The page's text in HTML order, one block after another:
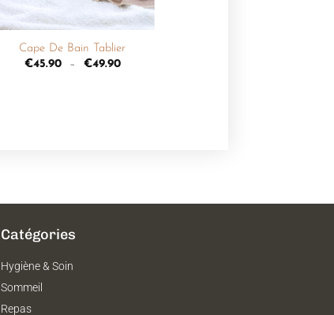
+
Cape De Bain Tablier
€45.90 – €49.90
Catégories
Hygiène & Soin
Sommeil
Repas